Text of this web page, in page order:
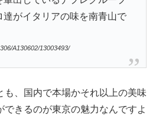
がイタリアの味を南青山で
A130602/13003493/
も、国内で本場かそれ以上の美味
できるのが東京の魅力なんですよ